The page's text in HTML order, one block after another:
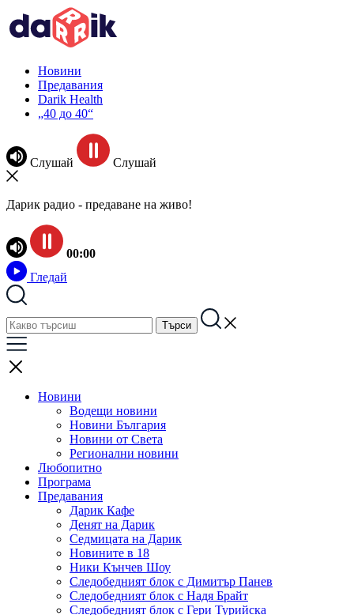
Новини
Предавания
Darik Health
„40 до 40“
Слушай Слушай
Дарик радио - предаване на живо!
00:00
Гледай
Новини
Водещи новини
Новини България
Новини от Света
Регионални новини
Любопитно
Програма
Предавания
Дарик Кафе
Денят на Дарик
Седмицата на Дарик
Новините в 18
Ники Кънчев Шоу
Следобедният блок с Димитър Панев
Следобедният блок с Надя Брайт
Следобедният блок с Гери Турийска